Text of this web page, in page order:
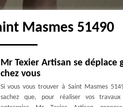
Masmes 51490
Mr Texier Artisan se déplace
chez vous
Si vous vous trouver à Saint Masmes
sachez que, pour réaliser vos